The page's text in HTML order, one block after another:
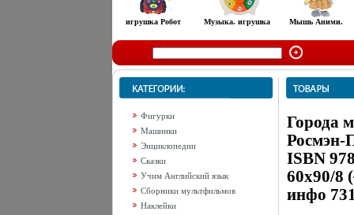
игрушка Робот Музыка. игрушка Мышь Аними.
Фигурки
Машинки
Энциклопедии
Сказки
Учим Английский язык
Сборники мультфильмов
Наклейки
Города
Росмэн-
ISBN
60x90/8
инфо